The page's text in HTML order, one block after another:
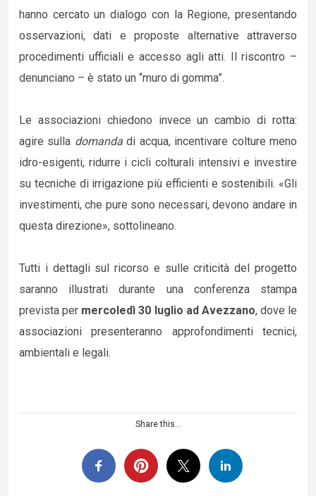
hanno cercato un dialogo con la Regione, presentando
osservazioni, dati e proposte alternative attraverso
procedimenti ufficiali e accesso agli atti. Il riscontro –
denunciano – è stato un “muro di gomma”.
Le associazioni chiedono invece un cambio di rotta:
agire sulla domandadi acqua, incentivare colture meno
idro-esigenti, ridurre i cicli colturali intensivi e investire
su tecniche di irrigazione più efficienti e sostenibili. «Gli
investimenti, che pure sono necessari, devono andare in
questa direzione», sottolineano.
Tutti i dettagli sul ricorso e sulle criticità del progetto
saranno illustrati durante una conferenza stampa
prevista per mercoledì 30 luglio ad Avezzano, dove le
associazioni presenteranno approfondimenti tecnici,
ambientali e legali.
Share this...